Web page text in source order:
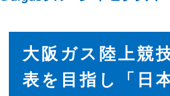
大阪ガス陸上競
表を目指し「日